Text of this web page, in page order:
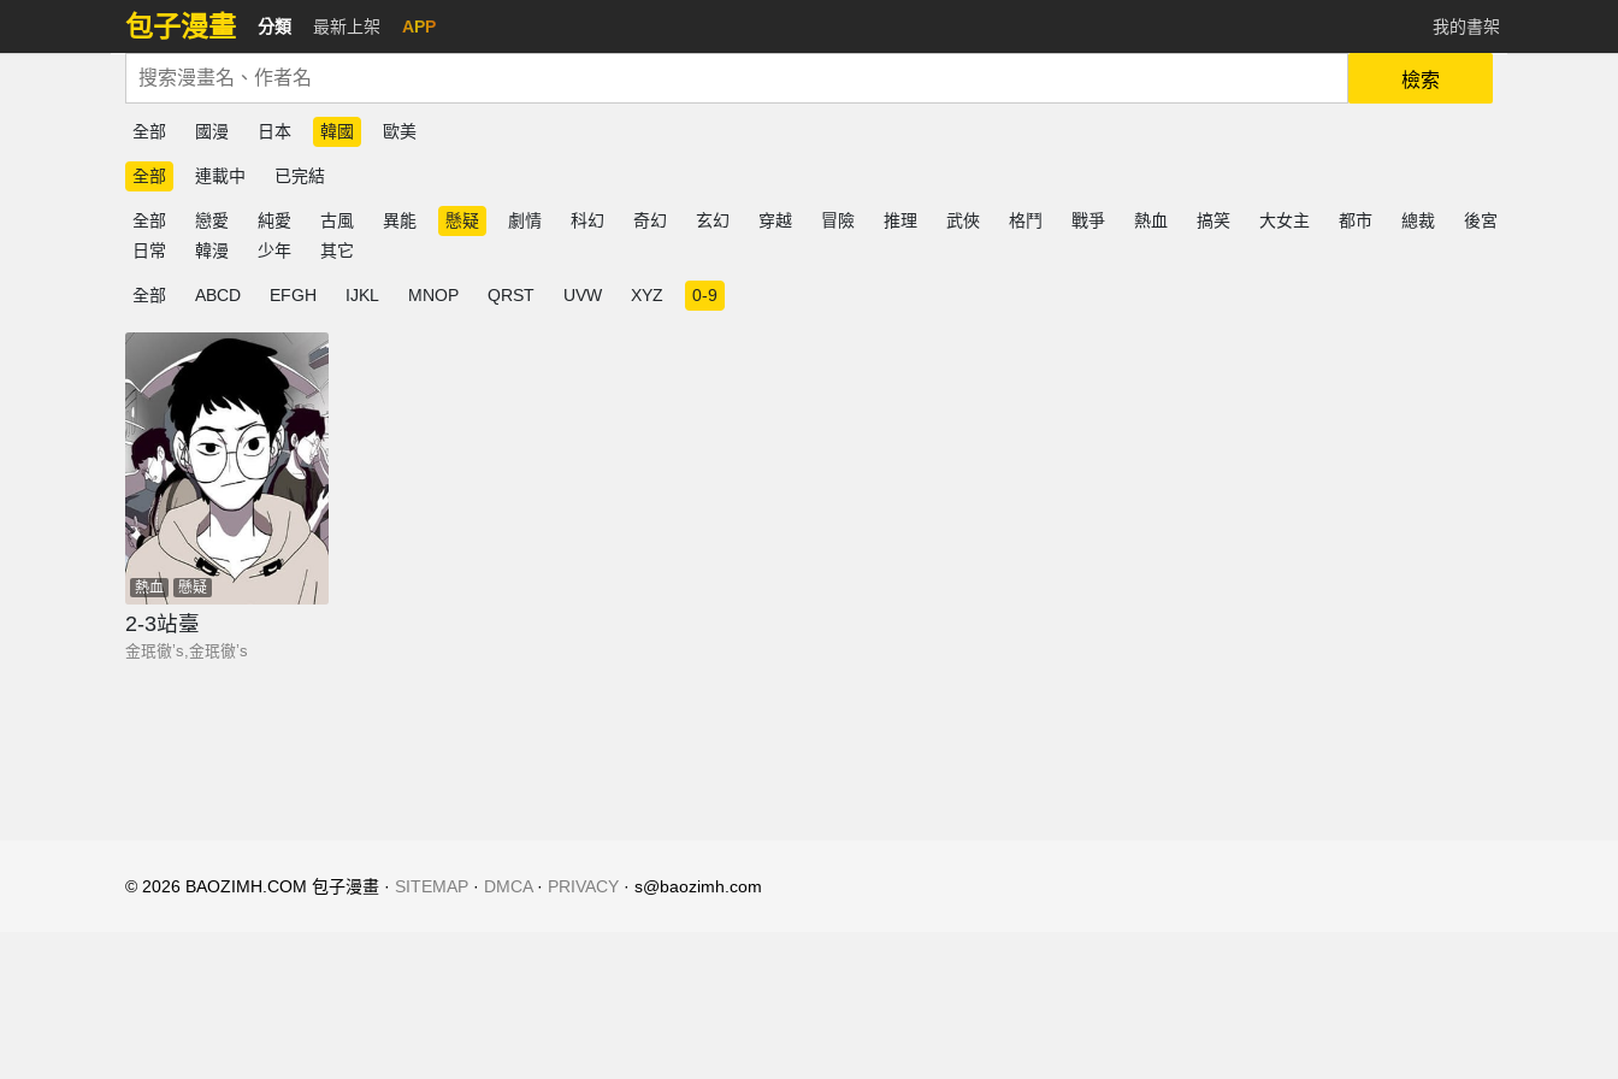
包子漫畫 分類 最新上架 APP 我的書架
檢索
全部 國漫 日本 韓國 歐美
全部 連載中 已完結
全部 戀愛 純愛 古風 異能 懸疑 劇情 科幻 奇幻 玄幻 穿越 冒險 推理 武俠 格鬥 戰爭 熱血 搞笑 大女主 都市 總裁
後宮
日常
韓漫 少年 其它
全部 ABCD EFGH IJKL MNOP QRST UVW XYZ 0-9
熱血 懸疑
2-3站臺
金珉徹’s,金珉徹’s
© 2026 BAOZIMH.COM 包子漫畫 · SITEMAP · DMCA· PRIVACY · s@baozimh.com